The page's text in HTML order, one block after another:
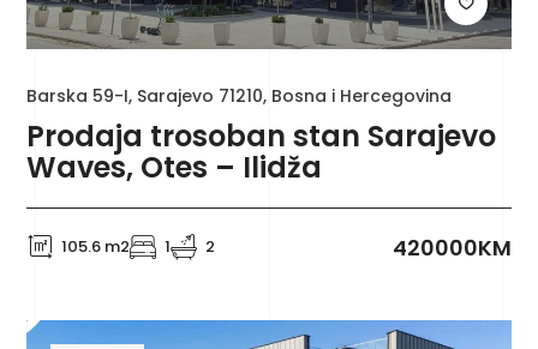
Barska 59-I, Sarajevo 71210, Bosna i Hercegovina
Prodaja trosoban stan Sarajevo
Waves, Otes – Ilidža
105.6 m2 1 2 420000KM